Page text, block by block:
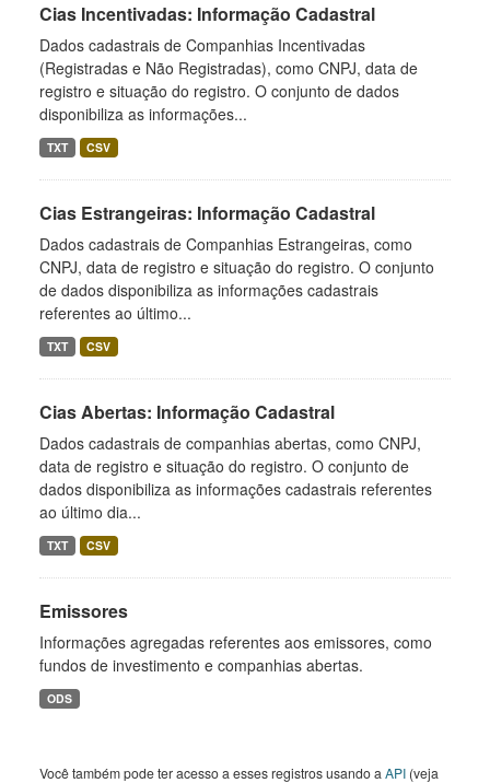
Cias Incentivadas: Informação Cadastral
Dados cadastrais de Companhias Incentivadas
(Registradas e Não Registradas), como CNPJ, data de
registro e situação do registro. O conjunto de dados
disponibiliza as informações...
TXT CSV
Cias Estrangeiras: Informação Cadastral
Dados cadastrais de Companhias Estrangeiras, como
CNPJ, data de registro e situação do registro. O conjunto
de dados disponibiliza as informações cadastrais
referentes ao último...
TXT CSV
Cias Abertas: Informação Cadastral
Dados cadastrais de companhias abertas, como CNPJ,
data de registro e situação do registro. O conjunto de
dados disponibiliza as informações cadastrais referentes
ao último dia...
TXT CSV
Emissores
Informações agregadas referentes aos emissores, como
fundos de investimento e companhias abertas.
ODS
Você também pode ter acesso a esses registros usando a API (veja